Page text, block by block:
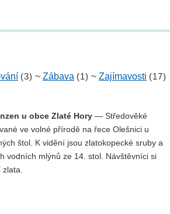
(3) ~ Zábava (1) ~ Zajímavosti (17)
u obce Zlaté Hory — Středověké
ve volné přírodě na řece Olešnici u
štol. K vidění jsou zlatokopecké sruby a
vodních mlýnů ze 14. stol. Návštěvníci si
zlata.